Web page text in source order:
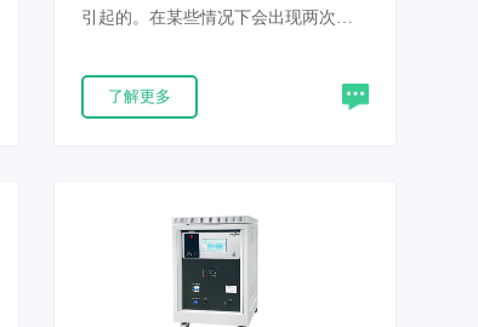
引起的。在某些情况下会出现两次或
是由连接到电网的负荷连续变化引起
的。如果EUT对电源电压的变化不能
压变化时的性能，产品满足IEC61000-
4-11和GB/T17626.11等新标准要求。广
泛应用于工业控制、新能源、汽车电
子、家电、医疗、通信安防、照明等
了解更多